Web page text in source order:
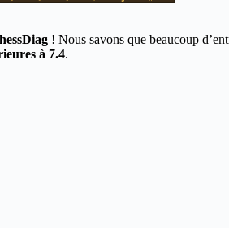
! Nous savons que beaucoup
à 7.4.